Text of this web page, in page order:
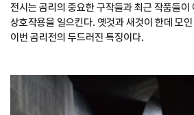
전시는 곰리의 중요한 구작들과 최근 작품들이
상호작용을 일으킨다. 옛것과 새것이 한데 모
이번 곰리전의 두드러진 특징이다.